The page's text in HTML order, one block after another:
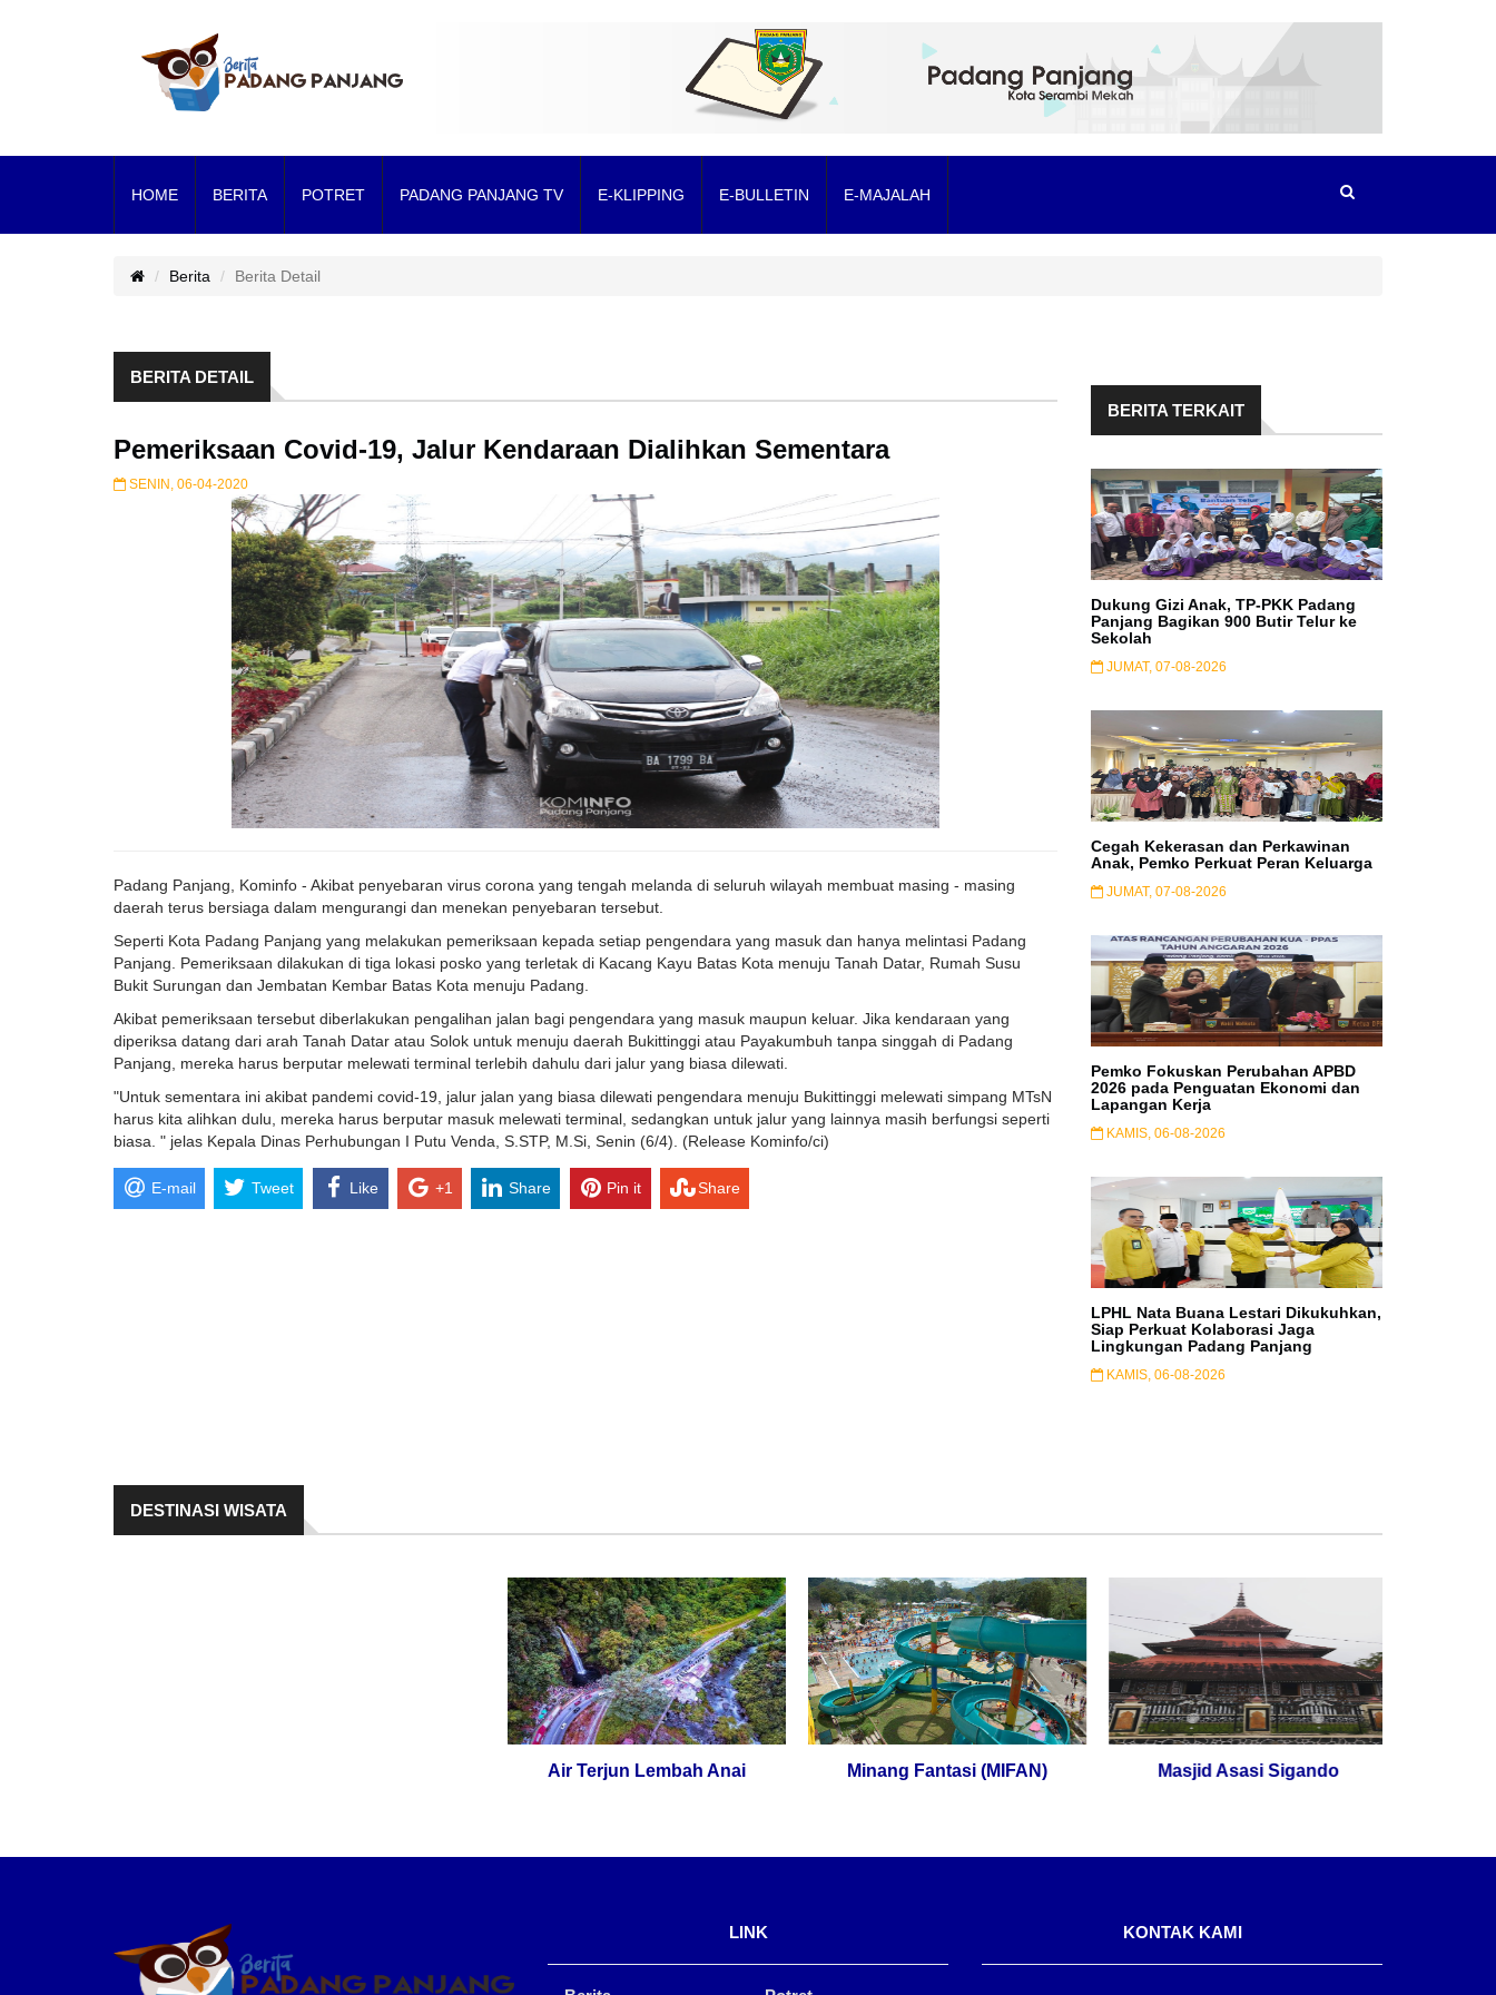
HOME BERITA POTRET PADANG PANJANG TV E-KLIPPING E-BULLETIN E-MAJALAH
Berita Berita Detail
BERITA DETAIL
Pemeriksaan Covid-19, Jalur Kendaraan Dialihkan Sementara
SENIN, 06-04-2020
Padang Panjang, Kominfo - Akibat penyebaran virus corona yang tengah melanda di seluruh wilayah membuat masing - masing
daerah terus bersiaga dalam mengurangi dan menekan penyebaran tersebut.
Seperti Kota Padang Panjang yang melakukan pemeriksaan kepada setiap pengendara yang masuk dan hanya melintasi Padang
Panjang. Pemeriksaan dilakukan di tiga lokasi posko yang terletak di Kacang Kayu Batas Kota menuju Tanah Datar, Rumah Susu
Bukit Surungan dan Jembatan Kembar Batas Kota menuju Padang.
Akibat pemeriksaan tersebut diberlakukan pengalihan jalan bagi pengendara yang masuk maupun keluar. Jika kendaraan yang
diperiksa datang dari arah Tanah Datar atau Solok untuk menuju daerah Bukittinggi atau Payakumbuh tanpa singgah di Padang
Panjang, mereka harus berputar melewati terminal terlebih dahulu dari jalur yang biasa dilewati.
"Untuk sementara ini akibat pandemi covid-19, jalur jalan yang biasa dilewati pengendara menuju Bukittinggi melewati simpang MTsN
harus kita alihkan dulu, mereka harus berputar masuk melewati terminal, sedangkan untuk jalur yang lainnya masih berfungsi seperti
biasa. " jelas Kepala Dinas Perhubungan I Putu Venda, S.STP, M.Si, Senin (6/4). (Release Kominfo/ci)
E-mail Tweet Like +1 Share Pin it Share
BERITA TERKAIT
Dukung Gizi Anak, TP-PKK Padang
Panjang Bagikan 900 Butir Telur ke
Sekolah
JUMAT, 07-08-2026
Cegah Kekerasan dan Perkawinan
Anak, Pemko Perkuat Peran Keluarga
JUMAT, 07-08-2026
Pemko Fokuskan Perubahan APBD
2026 pada Penguatan Ekonomi dan
Lapangan Kerja
KAMIS, 06-08-2026
LPHL Nata Buana Lestari Dikukuhkan,
Siap Perkuat Kolaborasi Jaga
Lingkungan Padang Panjang
KAMIS, 06-08-2026
DESTINASI WISATA
Air Terjun Lembah Anai Minang Fantasi (MIFAN) Masjid Asasi Sigando
LINK KONTAK KAMI